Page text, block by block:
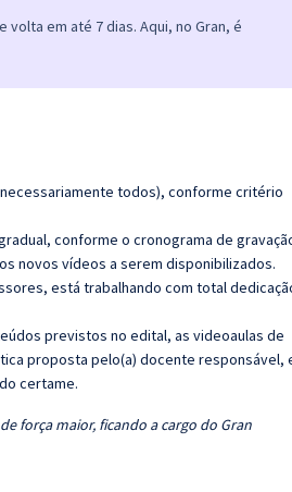
em até 7 dias. Aqui, no Gran, é
todos), conforme critério
conforme o cronograma de
novos vídeos a serem disponibilizados.
está trabalhando com total
previstos no edital, as videoaulas de
proposta pelo(a) docente responsável,
certame.
força maior, ficando a cargo do Gran